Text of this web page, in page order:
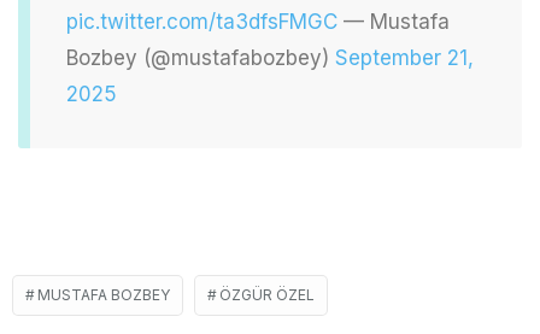
pic.twitter.com/ta3dfsFMGC — Mustafa
Bozbey (@mustafabozbey) September 21,
2025
MUSTAFA BOZBEY ÖZGÜR ÖZEL